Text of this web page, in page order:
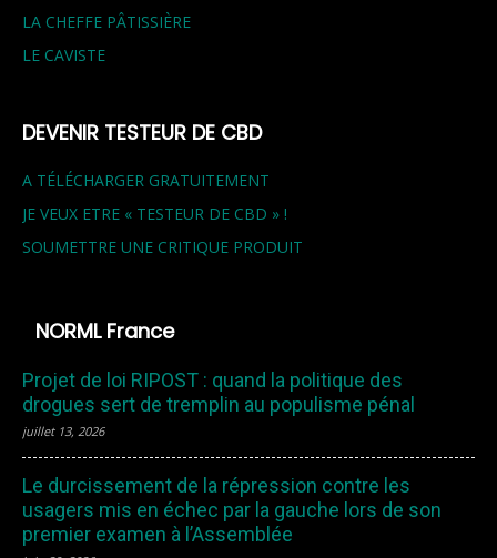
LA CHEFFE PÂTISSIÈRE
LE CAVISTE
DEVENIR TESTEUR DE CBD
A TÉLÉCHARGER GRATUITEMENT
JE VEUX ETRE « TESTEUR DE CBD » !
SOUMETTRE UNE CRITIQUE PRODUIT
NORML France
Projet de loi RIPOST : quand la politique des
drogues sert de tremplin au populisme pénal
juillet 13, 2026
Le durcissement de la répression contre les
usagers mis en échec par la gauche lors de son
premier examen à l’Assemblée